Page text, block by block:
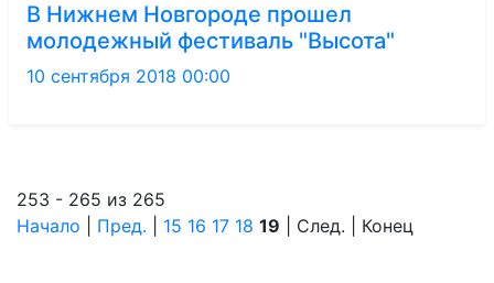
В Нижнем Новгороде прошел
молодежный фестиваль "Высота"
10 сентября 2018 00:00
253 - 265 из 265
Начало
Пред. 15 16 17 18 19 | След. | Конец